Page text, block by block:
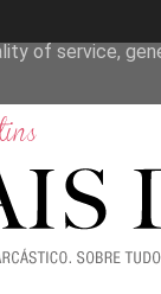
IP address and
of service,